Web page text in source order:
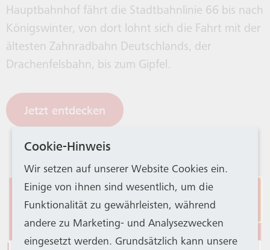
Hauptbahnhof fährt die Stadtbahnlinie 66 bis nach
Königswinter, von dort lohnt sich die Fahrt mit der
ältesten Zahnradbahn Deutschlands, der
Drachenfelsbahn, bis zum Gipfel.
Jetzt entdecken
Eingeschränkter
Stadtbahnbetrieb
Cookie-Hinweis
Wir setzen auf unserer Website Cookies ein.
Einige von ihnen sind wesentlich, um die
Funktionalität zu gewährleisten, während
andere zu Marketing- und Analysezwecken
eingesetzt werden. Grundsätzlich kann unsere